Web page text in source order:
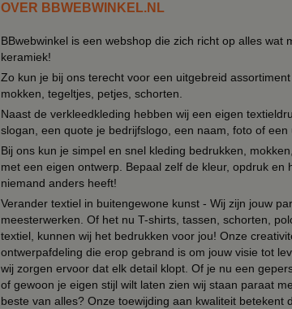
OVER BBWEBWINKEL.NL
BBwebwinkel is een webshop die zich richt op alles
keramiek!
Zo kun je bij ons terecht voor een uitgebreid
mokken, tegeltjes, petjes, schorten.
Naast de verkleedkleding hebben wij een eigen
slogan, een quote je bedrijfslogo, een naam, foto of een
Bij ons kun je simpel en snel kleding bedrukken,
met een eigen ontwerp. Bepaal zelf de kleur, opdruk
niemand anders heeft!
Verander textiel in buitengewone kunst - Wij zijn jouw
meesterwerken. Of het nu T-shirts, tassen, schorten,
textiel, kunnen wij het bedrukken voor jou! Onze
ontwerpafdeling die erop gebrand is om jouw visie tot
wij zorgen ervoor dat elk detail klopt. Of je nu een
of gewoon je eigen stijl wilt laten zien wij staan paraat
beste van alles? Onze toewijding aan kwaliteit betekent